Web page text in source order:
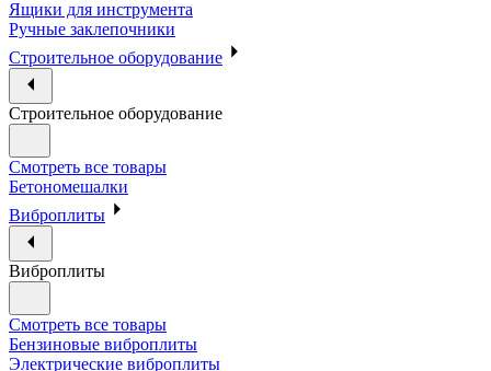
Ящики для инструмента
Ручные заклепочники
Строительное оборудование
Строительное оборудование
Смотреть все товары
Бетономешалки
Виброплиты
Виброплиты
Смотреть все товары
Бензиновые виброплиты
Электрические виброплиты